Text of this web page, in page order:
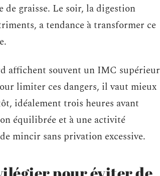
de graisse. Le soir, la digestion
a tendance à transformer ce
affichent souvent un IMC supérieur
limiter ces dangers, il vaut mieux
idéalement trois heures avant
équilibrée et à une activité
mincir sans privation excessive.